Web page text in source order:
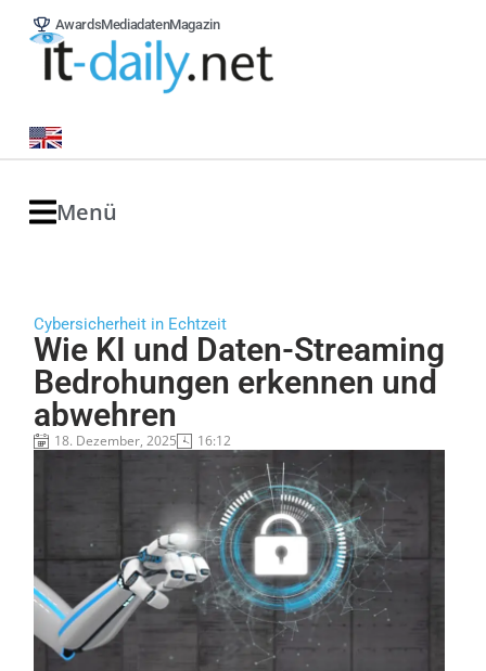
AwardsMediadatenMagazin
Menü
Cybersicherheit in Echtzeit
Wie KI und Daten-Streaming
Bedrohungen erkennen und
abwehren
18. Dezember, 2025 16:12